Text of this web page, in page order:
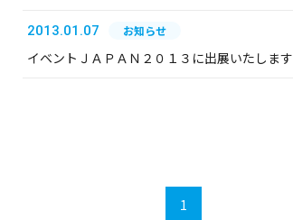
2013.01.07 お知らせ
イベントＪＡＰＡＮ２０１３に出展いたします
1